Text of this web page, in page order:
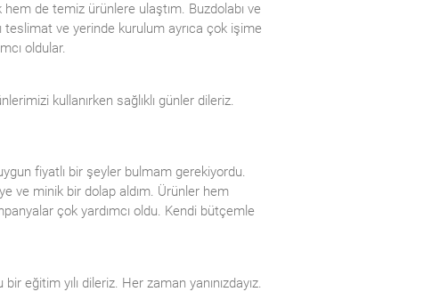
de temiz ürünlere ulaştım. Buzdolabı ve
teslimat ve yerinde kurulum ayrıca çok işime
oldular.
kullanırken sağlıklı günler dileriz.
fiyatlı bir şeyler bulmam gerekiyordu.
ve minik bir dolap aldım. Ürünler hem
çok yardımcı oldu. Kendi bütçemle
eğitim yılı dileriz. Her zaman yanınızdayız.